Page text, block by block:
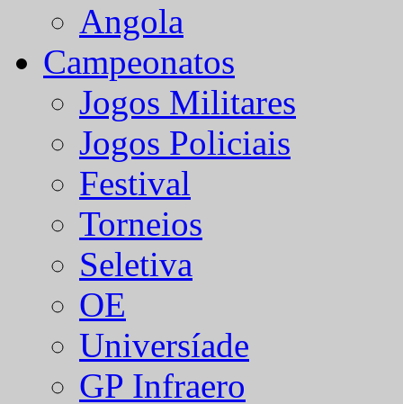
Angola
Campeonatos
Jogos Militares
Jogos Policiais
Festival
Torneios
Seletiva
OE
Universíade
GP Infraero